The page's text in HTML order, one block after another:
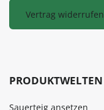
Vertrag widerrufen
PRODUKTWELTEN
Sauerteig ansetzen